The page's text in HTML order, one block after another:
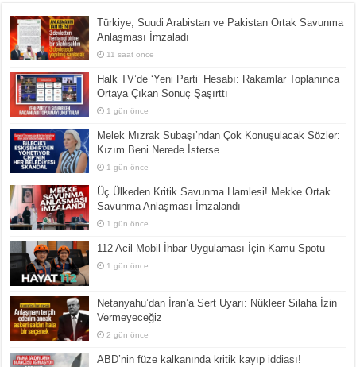
Türkiye, Suudi Arabistan ve Pakistan Ortak Savunma
Anlaşması İmzaladı
11 saat önce
Halk TV’de ‘Yeni Parti’ Hesabı: Rakamlar Toplanınca
Ortaya Çıkan Sonuç Şaşırttı
1 gün önce
Melek Mızrak Subaşı’ndan Çok Konuşulacak Sözler:
Kızım Beni Nerede İsterse…
1 gün önce
Üç Ülkeden Kritik Savunma Hamlesi! Mekke Ortak
Savunma Anlaşması İmzalandı
1 gün önce
112 Acil Mobil İhbar Uygulaması İçin Kamu Spotu
1 gün önce
Netanyahu’dan İran’a Sert Uyarı: Nükleer Silaha İzin
Vermeyeceğiz
2 gün önce
ABD’nin füze kalkanında kritik kayıp iddiası!